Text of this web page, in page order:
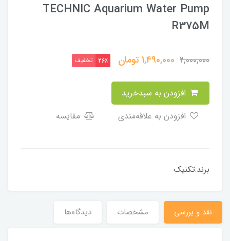
TECHNIC Aquarium Water Pump
R375M
2,000,000
1,490,000تومان 26٪ تخفیف
مقایسه
برند:تکنیک
نقد و بررسی مشخصات دیدگاه‌ها